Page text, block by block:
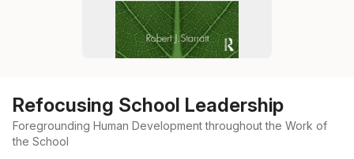
Refocusing School Leadership
Foregrounding Human Development throughout the Work of
the School